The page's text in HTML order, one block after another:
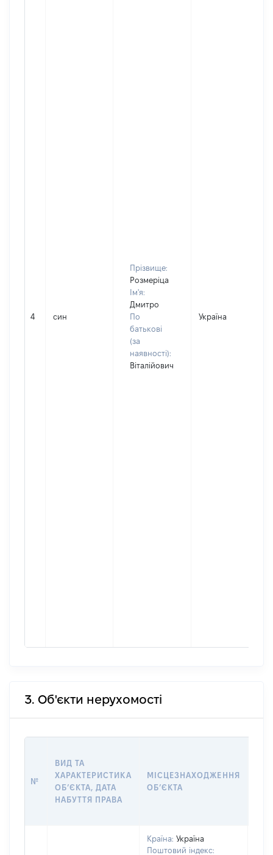
4 син
Прізвище:
Розмеріца
Ім'я:
Дмитро
По
батькові
(за
наявності):
Віталійович
Україна
3. Об'єкти нерухомості
№
ВИД ТА
ХАРАКТЕРИСТИКА
ОБʼЄКТА, ДАТА
НАБУТТЯ ПРАВА
МІСЦЕЗНАХОДЖЕННЯ
ОБʼЄКТА
Країна: Україна
Поштовий індекс: